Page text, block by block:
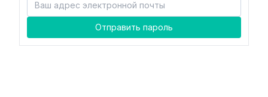
Отправить пароль